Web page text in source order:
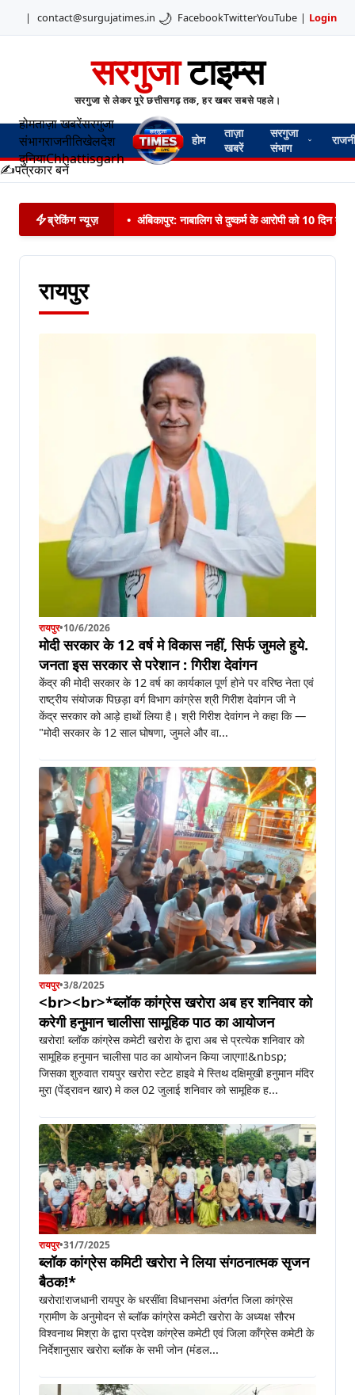
| contact@surgujatimes.in 🌙 FacebookTwitterYouTube | Login
सरगुजाटाइम्स
सरगुजा से लेकर पूरे छत्तीसगढ़ तक, हर खबर सबसे पहले।
होमताज़ा खबरेंसरगुजा
संभागराजनीतिखेलदेश
दुनियाChhattisgarh
होम
ताज़ा
खबरें
सरगुजा
संभाग
✍️पत्रकार बनें
ब्रेकिंग न्यूज़ • अंबिकापुर: नाबालिग से दुष्कर्म के आरोपी को 10 दिन बाद
रायपुर
रायपुर•10/6/2026
मोदी सरकार के 12 वर्ष मे विकास नहीं, सिर्फ जुमले हुये.
जनता इस सरकार से परेशान : गिरीश देवांगन
केंद्र की मोदी सरकार के 12 वर्ष का कार्यकाल पूर्ण होने पर वरिष्ठ नेता एवं
राष्ट्रीय संयोजक पिछड़ा वर्ग विभाग कांग्रेस श्री गिरीश देवांगन जी ने
केंद्र सरकार को आड़े हाथों लिया है। श्री गिरीश देवांगन ने कहा कि —
"मोदी सरकार के 12 साल घोषणा, जुमले और वा...
रायपुर•3/8/2025
<br><br>*ब्लॉक कांग्रेस खरोरा अब हर शनिवार को
करेगी हनुमान चालीसा सामूहिक पाठ का आयोजन
खरोरा! ब्लॉक कांग्रेस कमेटी खरोरा के द्वारा अब से प्रत्येक शनिवार को
सामूहिक हनुमान चालीसा पाठ का आयोजन किया जाएगा!&nbsp;
जिसका शुरुवात रायपुर खरोरा स्टेट हाइवे मे स्तिथ दक्षिमुखी हनुमान मंदिर
मुरा (पेंड्रावन खार) मे कल 02 जुलाई शनिवार को सामूहिक ह...
रायपुर•31/7/2025
ब्लॉक कांग्रेस कमिटी खरोरा ने लिया संगठनात्मक सृजन
बैठक!*
खरोरा!राजधानी रायपुर के धरसींवा विधानसभा अंतर्गत जिला कांग्रेस
ग्रामीण के अनुमोदन से ब्लॉक कांग्रेस कमेटी खरोरा के अध्यक्ष सौरभ
विश्वनाथ मिश्रा के द्वारा प्रदेश कांग्रेस कमेटी एवं जिला कॉंग्रेस कमेटी के
निर्देशानुसार खरोरा ब्लॉक के सभी जोन (मंडल...